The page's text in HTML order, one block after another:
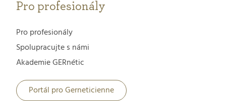
Pro profesionály
Pro profesionály
Spolupracujte s námi
Akademie GERnétic
Portál pro Gerneticienne